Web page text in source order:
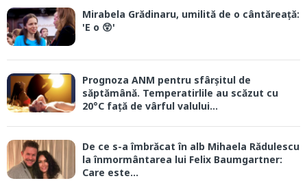
Mirabela Grădinaru, umilită de o cântăreață:
'E o 😲'
Prognoza ANM pentru sfârșitul de
săptămână. Temperatirlile au scăzut cu
20°C față de vârful valului...
De ce s-a îmbrăcat în alb Mihaela Rădulescu
la înmormântarea lui Felix Baumgartner:
Care este...